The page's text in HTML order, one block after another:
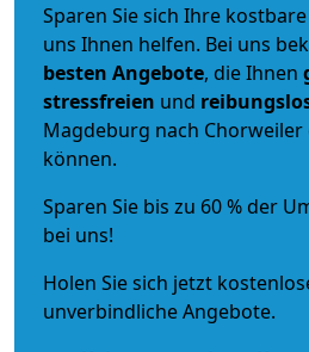
Sparen Sie sich Ihre
uns Ihnen helfen. Bei uns
besten Angebote, die Ihnen
stressfreien und
Magdeburg nach
können.
Sparen Sie bis zu 60 % der
bei uns!
Holen Sie sich jetzt
unverbindliche Angebote.